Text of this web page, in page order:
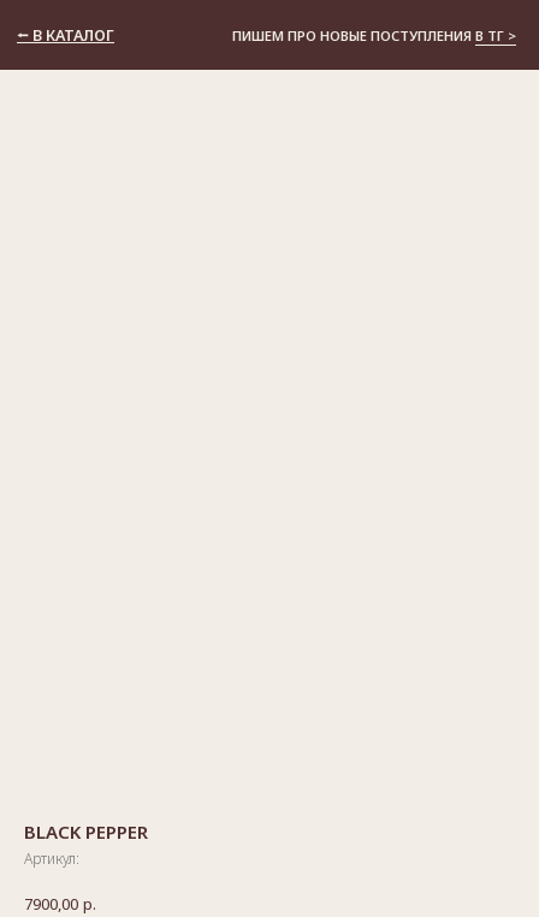
BLACK PEPPER
Артикул:
7900,00 р.